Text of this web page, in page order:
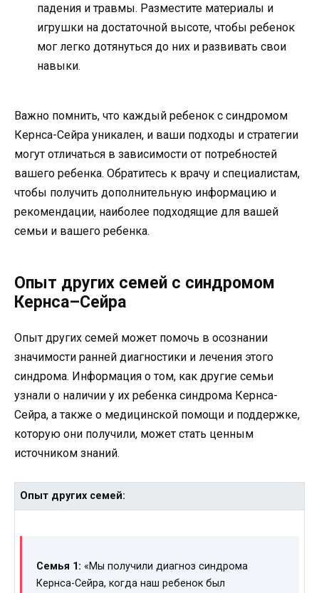
падения и травмы. Разместите материалы и
игрушки на достаточной высоте, чтобы ребенок
мог легко дотянуться до них и развивать свои
навыки.
Важно помнить, что каждый ребенок с синдромом
Кернса-Сейра уникален, и ваши подходы и стратегии
могут отличаться в зависимости от потребностей
вашего ребенка. Обратитесь к врачу и специалистам,
чтобы получить дополнительную информацию и
рекомендации, наиболее подходящие для вашей
семьи и вашего ребенка.
Опыт других семей с синдромом
Кернса–Сейра
Опыт других семей может помочь в осознании
значимости ранней диагностики и лечения этого
синдрома. Информация о том, как другие семьи
узнали о наличии у их ребенка синдрома Кернса-
Сейра, а также о медицинской помощи и поддержке,
которую они получили, может стать ценным
источником знаний.
Опыт других семей:
Семья 1: «Мы получили диагноз синдрома
Кернса-Сейра, когда наш ребенок был